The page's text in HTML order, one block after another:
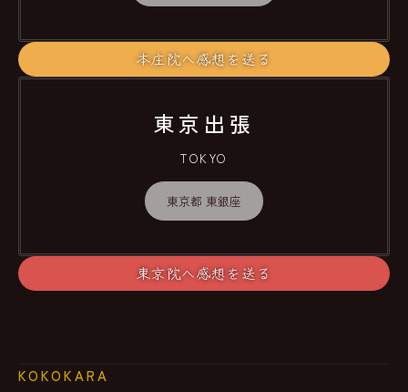
本庄院へ感想を送る
東京出張
TOKYO
東京都 東銀座
東京院へ感想を送る
KOKOKARA